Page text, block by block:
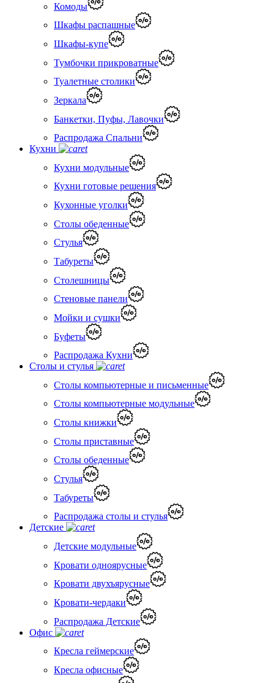
Комоды
Шкафы распашные
Шкафы-купе
Тумбочки прикроватные
Туалетные столики
Зеркала
Банкетки, Пуфы, Лавочки
Распродажа Спальни
Кухни
Кухни модульные
Кухни готовые решения
Кухонные уголки
Столы обеденные
Стулья
Табуреты
Столешницы
Стеновые панели
Мойки и сушки
Буфеты
Распродажа Кухни
Столы и стулья
Столы компьютерные и письменные
Столы компьютерные модульные
Столы книжки
Столы приставные
Столы обеденные
Стулья
Табуреты
Распродажа столы и стулья
Детские
Детские модульные
Кровати одноярусные
Кровати двухъярусные
Кровати-чердаки
Распродажа Детские
Офис
Кресла геймерские
Кресла офисные